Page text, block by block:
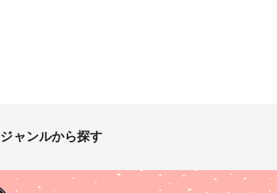
ジャンルから探す